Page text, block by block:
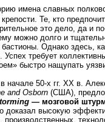
имена славных
крепости. Те, кто
это дело, да и
можно долго и
бастионы. Однако здесь,
Успех требует
быстро нащупать
начале 50-х гг. ХХ в.
and Osborn (США),
— мозговой
доказал высокую
производственных,